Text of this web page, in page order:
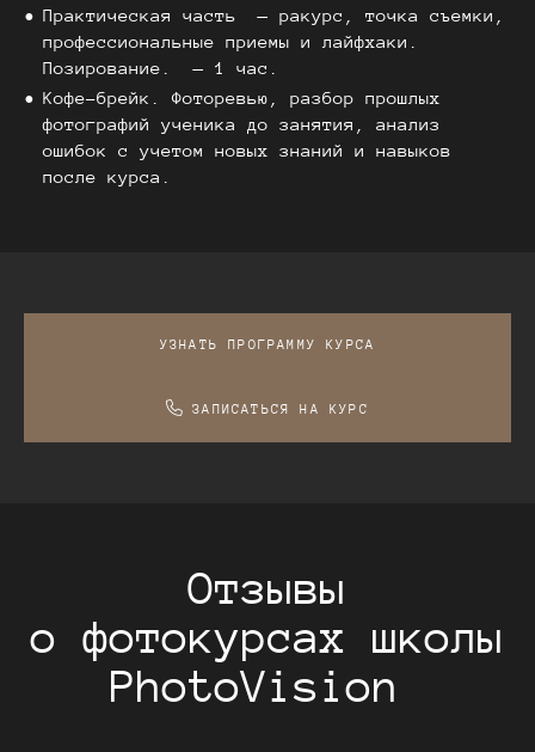
Практическая часть — ракурс, точка съемки,
профессиональные приемы и лайфхаки.
Позирование. — 1 час.
Кофе-брейк. Фоторевью, разбор прошлых
фотографий ученика до занятия, анализ
ошибок с учетом новых знаний и навыков
после курса.
УЗНАТЬ ПРОГРАММУ КУРСА
ЗАПИСАТЬСЯ НА КУРС
Отзывы
о фотокурсах школы
PhotoVision